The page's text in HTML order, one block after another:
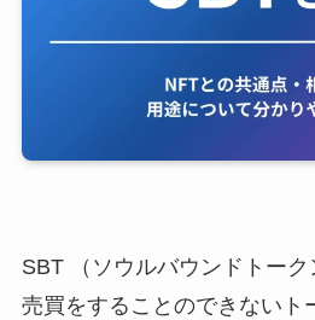
SBT （ソウルバウンドトーク
売買をすることのできないト